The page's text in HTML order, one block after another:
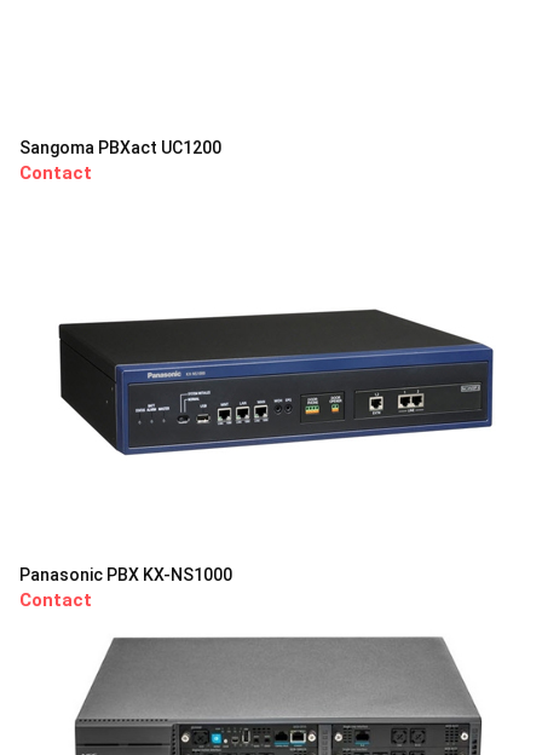
Sangoma PBXact UC1200
Contact
Panasonic PBX KX-NS1000
Contact